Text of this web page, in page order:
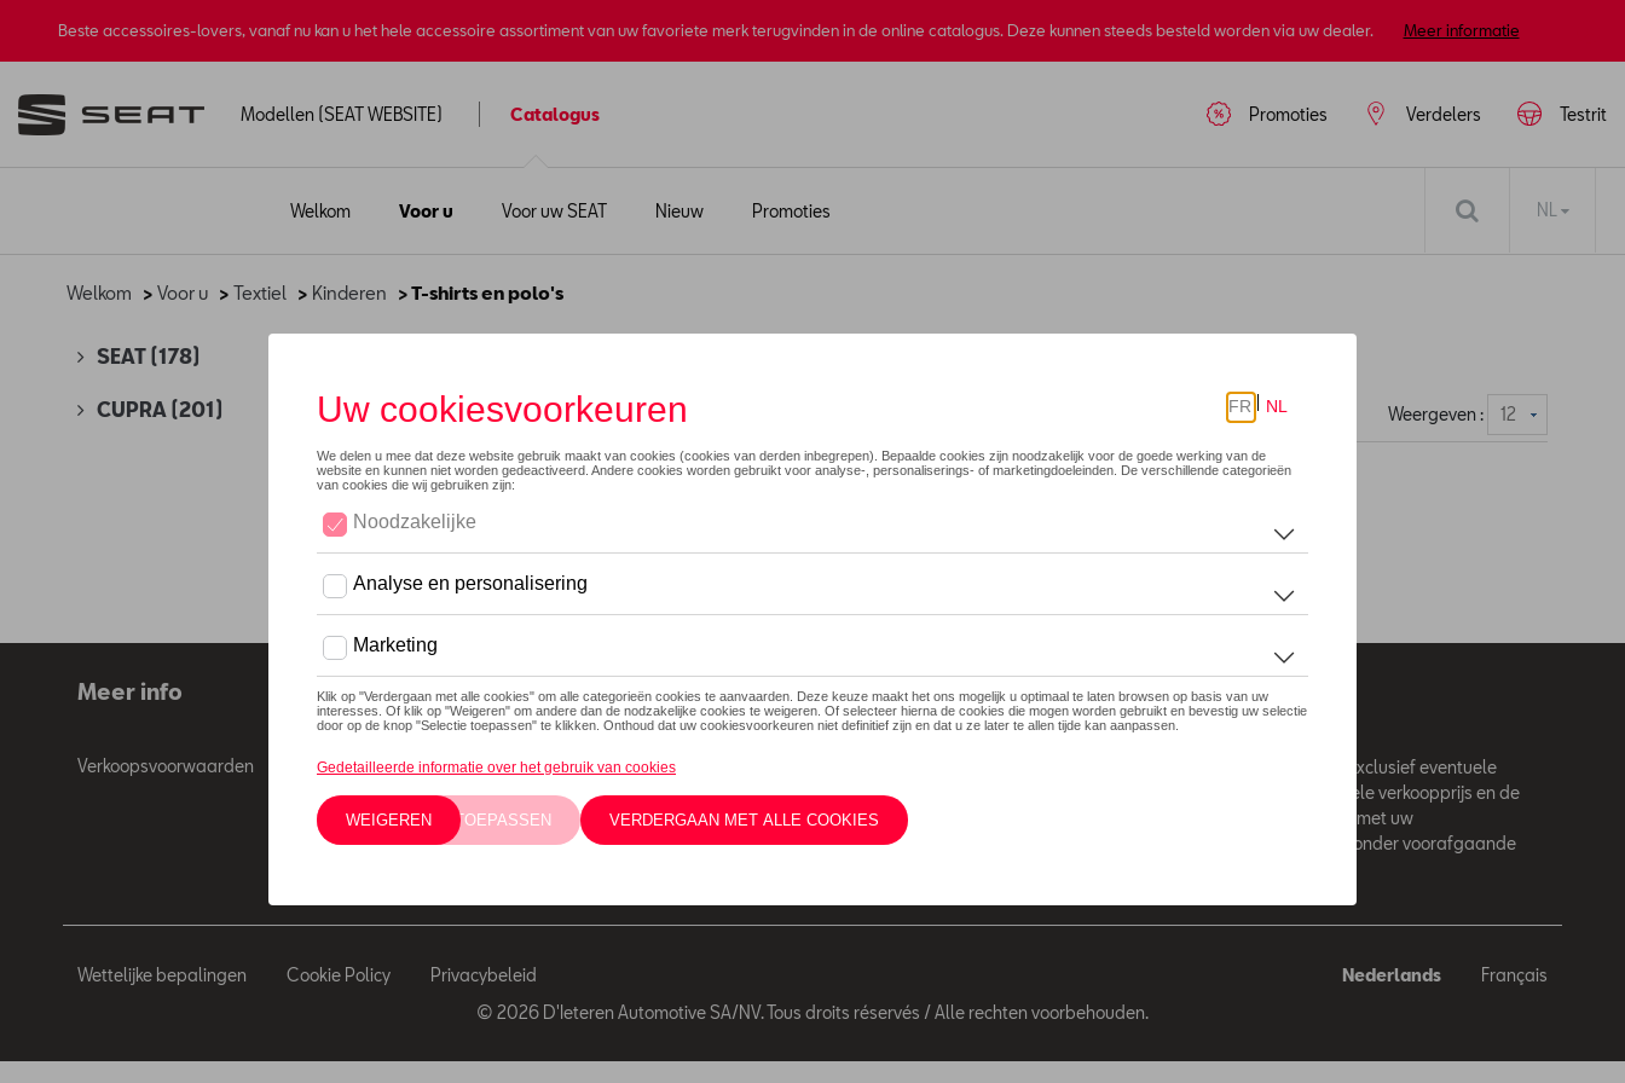
Beste accessoires-lovers, vanaf nu kan u het hele accessoire assortiment van uw favoriete merk terugvinden in de online catalogus. Deze kunnen steeds besteld worden via uw dealer. Meer informatie
Modellen (SEAT WEBSITE) Catalogus
Welkom Voor u Voor uw SEAT Nieuw Promoties
Testrit
Verdelers
Promoties
NL
Welkom > Voor u > Textiel > Kinderen > T-shirts en polo's
SEAT (178)
CUPRA (201) Weergeven :
Meer info
Verkoopsvoorwaarden
Volg Ons
Facebook
Twitter
Instagram
De prijzen op deze site zijn adviesprijzen (incl. btw), exclusief eventuele
installatiekosten. Voor meer informatie over de actuele verkoopprijs en de
eventuele installatiekosten kunt u contact opnemen met uw
concessiehouder / agent. De adviesprijzen kunnen zonder voorafgaande
Wettelijke bepalingen Cookie Policy Privacybeleid Nederlands
Français
© 2026 D'Ieteren Automotive SA/NV. Tous droits réservés / Alle rechten voorbehouden.